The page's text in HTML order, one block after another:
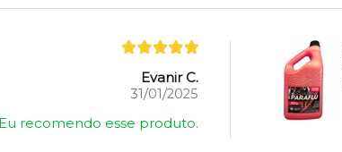
Evanir C.
31/01/2025
Eu recomendo esse produto.